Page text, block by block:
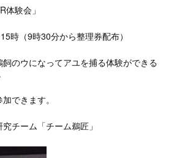
体験会」
時（9時30分から整理券配布）
のウになってアユを捕る体験ができる
できます。
チーム「チーム鵜匠」